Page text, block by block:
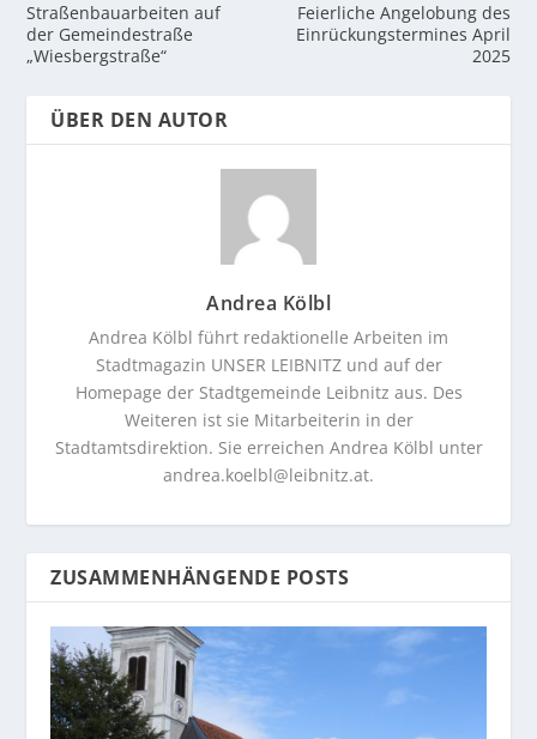
Straßenbauarbeiten auf
der Gemeindestraße
„Wiesbergstraße“
Feierliche Angelobung des
Einrückungstermines April
2025
ÜBER DEN AUTOR
Andrea Kölbl
Andrea Kölbl führt redaktionelle Arbeiten im
Stadtmagazin UNSER LEIBNITZ und auf der
Homepage der Stadtgemeinde Leibnitz aus. Des
Weiteren ist sie Mitarbeiterin in der
Stadtamtsdirektion. Sie erreichen Andrea Kölbl unter
andrea.koelbl@leibnitz.at.
ZUSAMMENHÄNGENDE POSTS